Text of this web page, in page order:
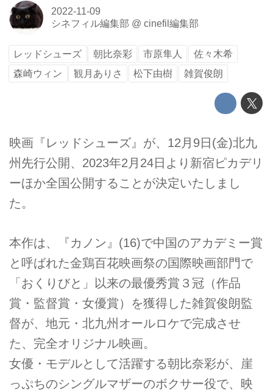
2022-11-09
シネフィル編集部 @ cinefil編集部
レッドシューズ 朝比奈彩 市原隼人
佐々木希
森崎ウィン
観月ありさ 松下由樹 雑賀俊朗
映画『レッドシューズ』が、12月9日(金)北九
州先行公開、2023年2月24日より新宿ピカデリ
ーほか全国公開することが決定いたしまし
た。
本作は、『カノン』(16)で中国のアカデミー賞
と呼ばれた金鶏百花映画祭の国際映画部門で
「おくりびと」以来の最優秀賞３冠（作品
賞・監督賞・女優賞）を獲得した雑賀俊朗監
督が、地元・北九州オールロケで完成させ
た、完全オリジナル映画。
女優・モデルとして活躍する朝比奈彩が、崖
っぷちのシングルマザーのボクサー役で、映